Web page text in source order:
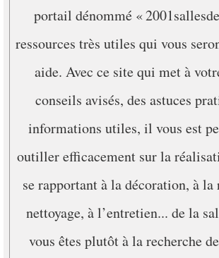
portail dénommé «
ressources très utiles qui vous
aide. Avec ce site qui met à
conseils avisés, des astuces
informations utiles, il vous est
outiller efficacement sur la
se rapportant à la décoration, à la
nettoyage, à l’entretien... de la
vous êtes plutôt à la recherche